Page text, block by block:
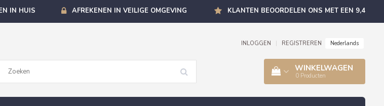
IN HUIS AFREKENEN IN VEILIGE OMGEVING KLANTEN BEOORDELEN ONS MET EEN 9,4
INLOGGEN REGISTREREN Nederlands
WINKELWAGEN
0 Producten